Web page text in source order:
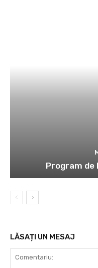
Program de
LĂSAȚI UN MESAJ